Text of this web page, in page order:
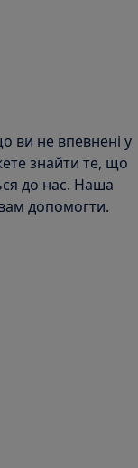
ви не впевнені у
знайти те, що
до нас. Наша
допомогти.